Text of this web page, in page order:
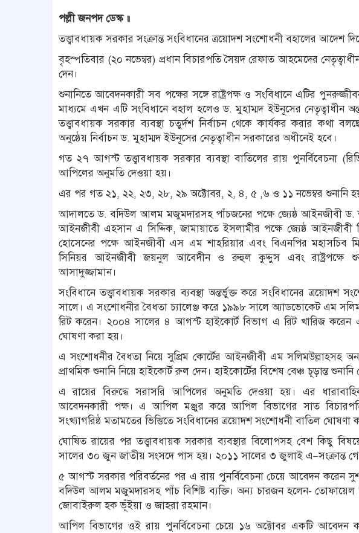
পল্লী জনপদ ডেস্ক ॥
তত্ত্বাবধায়ক সরকার সংক্রান্ত সংবিধানের ত্রয়োদশ সংশোধনী বহালের আদেশ
বৃহস্পতিবার (২০ নভেম্বর) প্রধান বিচারপতি সৈয়দ রেফাত আহমেদের
দেন।
শুনানিতে আবেদনকারী সব পক্ষের সঙ্গে রাষ্ট্রপক্ষ ও সংবিধানে এটির
মাধ্যমে এখন এটি সংবিধানে বহাল হলেও ড. মুহাম্মদ ইউনূসের নেতৃত্বাধীন
তত্ত্বাবধায়ক সরকার ব্যবস্থা চতুর্দশ নির্বাচন থেকে কার্যকর করার কথা
অনুষ্ঠেয় নির্বাচন ড. মুহাম্মদ ইউনূসের নেতৃত্বাধীন সরকারের অধীনেই হবে।
গত ২৭ আগস্ট তত্ত্বাবধায়ক সরকার ব্যবস্থা বাতিলের রায় পুনর্বিবেচনা
আপিলের অনুমতি দেওয়া হয়।
এর পর গত ২১, ২২, ২৩, ২৮, ২৯ অক্টোবর, ২, ৪, ৫ ,৬ ও ১১ নভেম্বর শুনানি
আদালতে ড. বদিউল আলম মজুমদারসহ পাঁচজনের পক্ষে জ্যেষ্ঠ আইনজীবী ড.
আইনজীবী এহসান এ সিদ্দিক, জামায়াতে ইসলামীর পক্ষে জ্যেষ্ঠ আইনজীবী
হোসেনের পক্ষে আইনজীবী এস এম শাহরিয়ার এবং বিএনপির মহাসচিব
সিনিয়র আইনজীবী জয়নুল আবেদীন ও রুহুল কুদ্দুস এবং রাষ্ট্রপক্ষে
আসাদুজ্জামান।
সংবিধানে তত্ত্বাবধায়ক সরকার ব্যবস্থা অন্তর্ভুক্ত করে সংবিধানের
সালে। এ সংশোধনীর বৈধতা চ্যালেঞ্জ করে ১৯৯৮ সালে অ্যাডভোকেট এম
রিট করেন। ২০০৪ সালের ৪ আগস্ট হাইকোর্ট বিভাগ এ রিট খারিজ করেন
ঘোষণা করা হয়।
এ সংশোধনীর বৈধতা নিয়ে সুপ্রিম কোর্টের আইনজীবী এম সলিমউল্লাহসহ
প্রাথমিক শুনানি নিয়ে হাইকোর্ট রুল দেন। হাইকোর্টের বিশেষ বেঞ্চ চূড়ান্ত
এ রায়ের বিরুদ্ধে সরাসরি আপিলের অনুমতি দেওয়া হয়। এর
আবেদনকারী পক্ষ। এ আপিল মঞ্জুর করে আপিল বিভাগের সাত
সংখ্যাগরিষ্ঠ মতামতের ভিত্তিতে সংবিধানের ত্রয়োদশ সংশোধনী বাতিল ঘোষণা
ঘোষিত রায়ের পর তত্ত্বাবধায়ক সরকার ব্যবস্থার বিলোপসহ বেশ কিছু
সালের ৩০ জুন জাতীয় সংসদে পাস হয়। ২০১১ সালের ৩ জুলাই এ–সংক্রান্ত
৫ আগস্ট সরকার পরিবর্তনের পর এ রায় পুনর্বিবেচনা চেয়ে আবেদন করেন
বদিউল আলম মজুমদারসহ পাঁচ বিশিষ্ট ব্যক্তি। অন্য চারজন হলেন- তোফায়েল
জোবাইরুল হক ভূঁইয়া ও জাহরা রহমান।
আপিল বিভাগের ওই রায় পুনর্বিবেচনা চেয়ে ১৬ অক্টোবর একটি আবেদন